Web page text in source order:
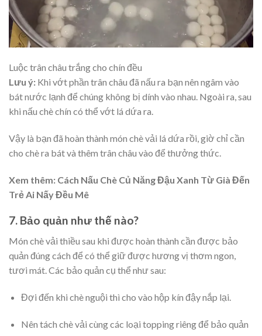
Luộc trân châu trắng cho chín đều
Lưu ý: Khi vớt phần trân châu đã nấu ra bạn nên ngâm vào
bát nước lạnh để chúng không bị dính vào nhau. Ngoài ra, sau
khi nấu chè chín có thể vớt lá dứa ra.
Vậy là bạn đã hoàn thành món chè vải lá dứa rồi, giờ chỉ cần
cho chè ra bát và thêm trân châu vào để thưởng thức.
Xem thêm: Cách Nấu Chè Củ Năng Đậu Xanh Từ Già Đến
Trẻ Ai Nấy Đều Mê
7. Bảo quản như thế nào?
Món chè vải thiều sau khi được hoàn thành cần được bảo
quản đúng cách để có thể giữ được hương vị thơm ngon,
tươi mát. Các bảo quản cụ thể như sau:
Đợi đến khi chè nguội thì cho vào hộp kín đậy nắp lại.
Nên tách chè vải cùng các loại topping riêng để bảo quản